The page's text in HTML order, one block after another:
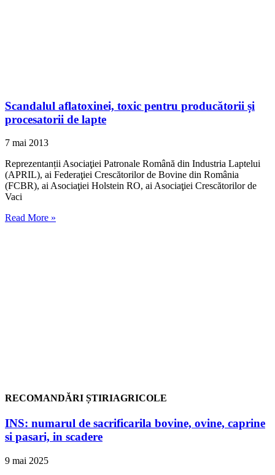
Scandalul aflatoxinei, toxic pentru producătorii și
procesatorii de lapte
7 mai 2013
Reprezentanții Asociaţiei Patronale Română din Industria Laptelui
(APRIL), ai Federaţiei Crescătorilor de Bovine din România
(FCBR), ai Asociaţiei Holstein RO, ai Asociaţiei Crescătorilor de
Vaci
Read More »
RECOMANDĂRI ȘTIRIAGRICOLE
INS: numarul de sacrificarila bovine, ovine, caprine
si pasari, in scadere
9 mai 2025